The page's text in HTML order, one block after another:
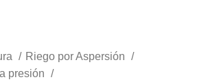
Riego por Aspersión
presión